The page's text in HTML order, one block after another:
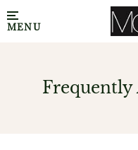
MENU
Frequently